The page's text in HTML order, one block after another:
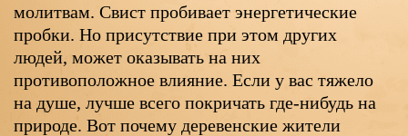
молитвам. Свист пробивает энергетические
пробки. Но присутствие при этом других
людей, может оказывать на них
противоположное влияние. Если у вас тяжело
на душе, лучше всего покричать где-нибудь на
природе. Вот почему деревенские жители